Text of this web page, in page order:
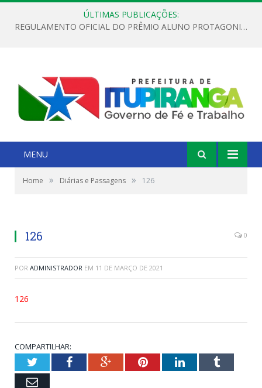
ÚLTIMAS PUBLICAÇÕES:
REGULAMENTO OFICIAL DO PRÊMIO ALUNO PROTAGONISTA – EDIÇÃO 2026
MENU
Home » Diárias e Passagens » 126
126 0
POR ADMINISTRADOR EM 11 DE MARÇO DE 2021
126
COMPARTILHAR:
TwitterFacebookGoogle+PinterestLinkedInTumblr
Email